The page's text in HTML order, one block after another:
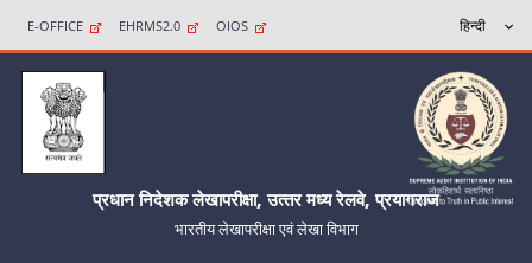
E-OFFICE EHRMS2.0 OIOS
प्रधान निदेशक लेखापरीक्षा, उत्‍तर मध्‍य रेलवे, प्रयागराज
भारतीय लेखापरीक्षा एवं लेखा विभाग